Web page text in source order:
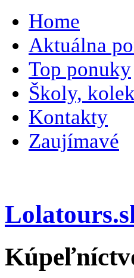
Home
Aktuálna
Top ponuky
Školy,
Kontakty
Zaujímavé